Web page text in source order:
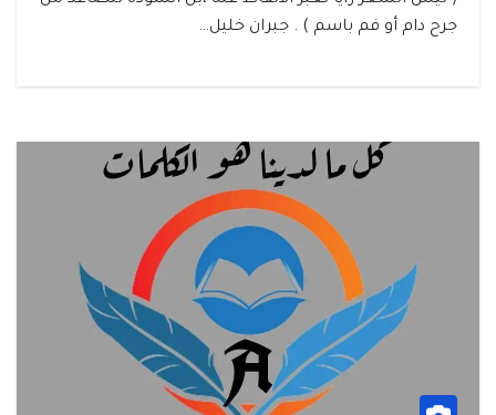
جرح دام أو فم باسم ) . جبران خليل…